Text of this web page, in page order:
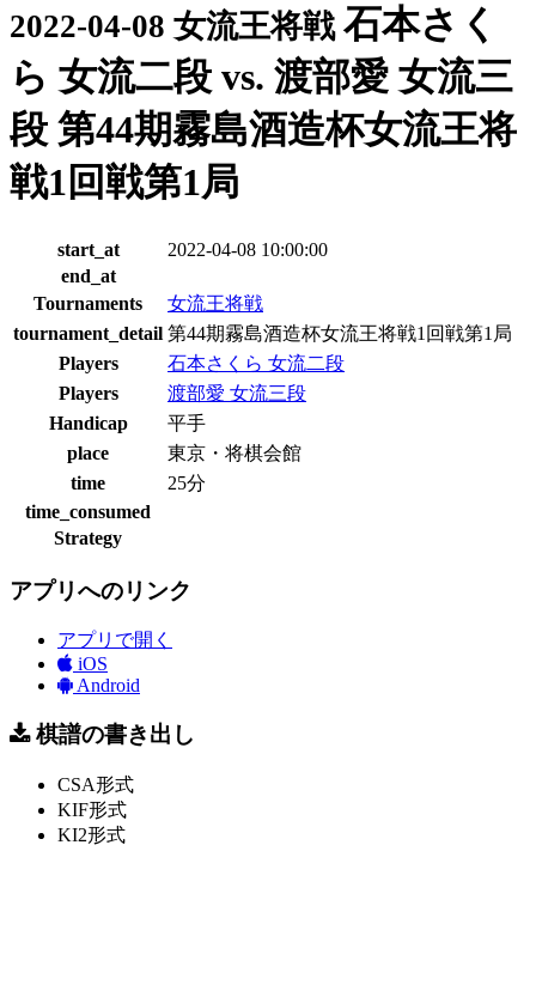
2022-04-08 女流王将戦 石本さく
ら 女流二段 vs. 渡部愛 女流三
段 第44期霧島酒造杯女流王将
戦1回戦第1局
start_at
2022-04-08 10:00:00
end_at
Tournaments
女流王将戦
tournament_detail 第44期霧島酒造杯女流王将戦1回戦第1局
Players
石本さくら 女流二段
Players
渡部愛 女流三段
Handicap
平手
place
東京・将棋会館
time
25分
time_consumed
Strategy
アプリへのリンク
アプリで開く
iOS
Android
棋譜の書き出し
CSA形式
KIF形式
KI2形式